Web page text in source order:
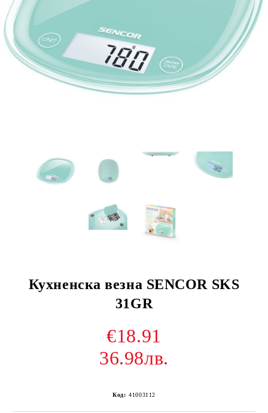
Кухненска везна SENCOR SKS
31GR
€18.91
36.98лв.
Код: 41003112